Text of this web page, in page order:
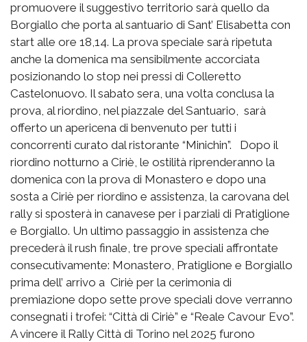
promuovere il suggestivo territorio sarà quello da
Borgiallo che porta al santuario di Sant’ Elisabetta con
start alle ore 18,14. La prova speciale sarà ripetuta
anche la domenica ma sensibilmente accorciata
posizionando lo stop nei pressi di Colleretto
Castelonuovo. Il sabato sera, una volta conclusa la
prova, al riordino, nel piazzale del Santuario, sarà
offerto un apericena di benvenuto per tutti i
concorrenti curato dal ristorante “Minichin”. Dopo il
riordino notturno a Ciriè, le ostilità riprenderanno la
domenica con la prova di Monastero e dopo una
sosta a Ciriè per riordino e assistenza, la carovana del
rally si sposterà in canavese per i parziali di Pratiglione
e Borgiallo. Un ultimo passaggio in assistenza che
precederà il rush finale, tre prove speciali affrontate
consecutivamente: Monastero, Pratiglione e Borgiallo
prima dell’ arrivo a Ciriè per la cerimonia di
premiazione dopo sette prove speciali dove verranno
consegnati i trofei: “Città di Ciriè” e “Reale Cavour Evo”.
A vincere il Rally Città di Torino nel 2025 furono